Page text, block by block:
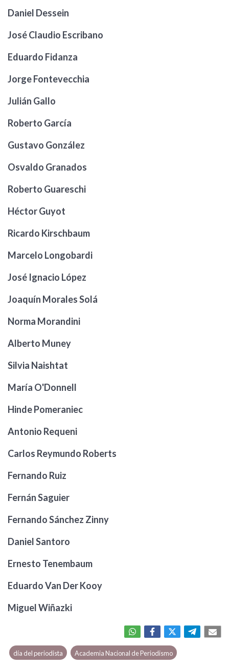
Daniel Dessein
José Claudio Escribano
Eduardo Fidanza
Jorge Fontevecchia
Julián Gallo
Roberto García
Gustavo González
Osvaldo Granados
Roberto Guareschi
Héctor Guyot
Ricardo Kirschbaum
Marcelo Longobardi
José Ignacio López
Joaquín Morales Solá
Norma Morandini
Alberto Muney
Silvia Naishtat
María O'Donnell
Hinde Pomeraniec
Antonio Requeni
Carlos Reymundo Roberts
Fernando Ruiz
Fernán Saguier
Fernando Sánchez Zinny
Daniel Santoro
Ernesto Tenembaum
Eduardo Van Der Kooy
Miguel Wiñazki
día del periodista Academia Nacional de Periodismo